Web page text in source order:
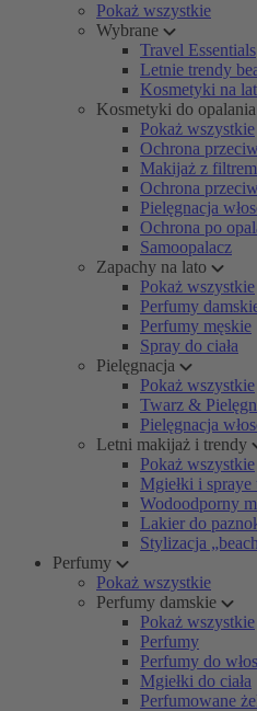
Pokaż wszystkie
Wybrane
Travel Essentials
Letnie trendy
Kosmetyki na
Kosmetyki do opalania
Pokaż wszystkie
Ochrona
Makijaż z
Ochrona
Pielęgnacja
Ochrona po
Samoopalacz
Zapachy na lato
Pokaż wszystkie
Perfumy
Perfumy męskie
Spray do ciała
Pielęgnacja
Pokaż wszystkie
Twarz &
Pielęgnacja
Letni makijaż i trendy
Pokaż wszystkie
Mgiełki i
Wodoodporny
Lakier do
Stylizacja
Perfumy
Pokaż wszystkie
Perfumy damskie
Pokaż wszystkie
Perfumy
Perfumy do
Mgiełki do ciała
Perfumowane